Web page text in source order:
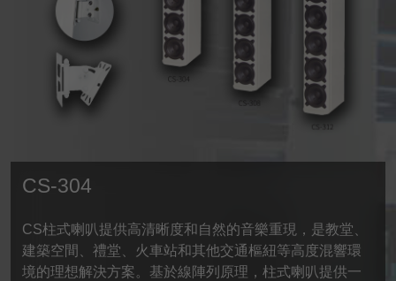
CS-304
CS柱式喇叭提供高清晰度和自然的音樂重現，是教堂、
建築空間、禮堂、火車站和其他交通樞紐等高度混響環
境的理想解決方案。基於線陣列原理，柱式喇叭提供一